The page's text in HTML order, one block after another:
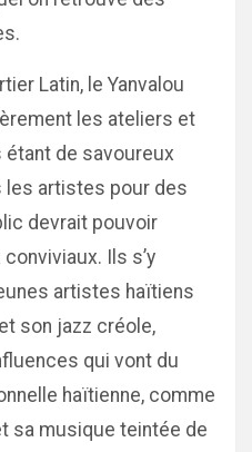
Latin, le Yanvalou
les ateliers et
de savoureux
artistes pour des
devrait pouvoir
Ils s’y
artistes haïtiens
son jazz créole,
qui vont du
haïtienne, comme
sa musique teintée de